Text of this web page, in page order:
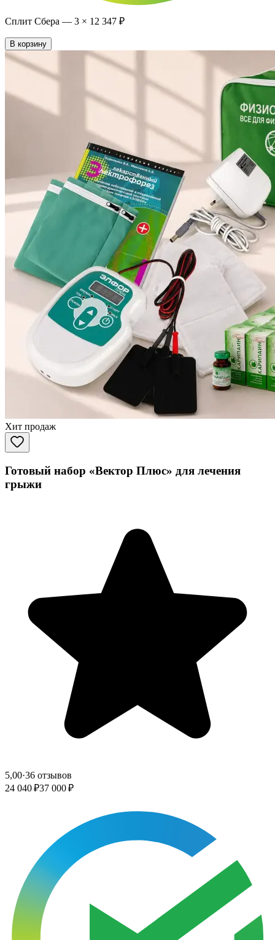
Сплит Сбера — 3 × 12 347 ₽
В корзину
Хит продаж
Готовый набор «Вектор Плюс» для лечения
грыжи
5,00·36 отзывов
24 040 ₽37 000 ₽